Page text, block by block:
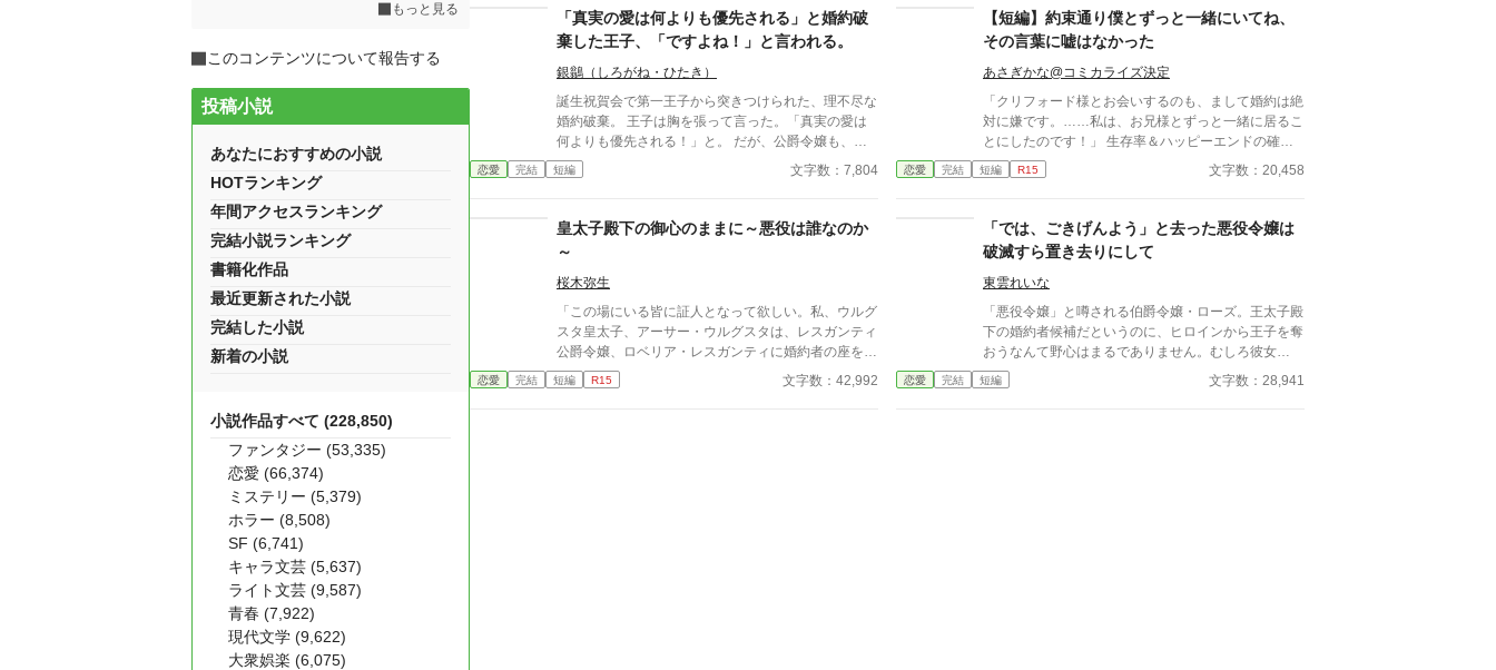
い』と頼まれる。 当然ながら、アリスはそれを拒
否。 他に女を作って、婚約解消を申し込まれただけ
でも屈辱なのに、そのうえ解消理由を偽装するなど有
り得ない。 『そこをなんとか······』と食い下がるノ
アをアリスは叱咤し、屋敷から追い出した。 その数
日後、アカデミーの卒業パーティーへ出席したアリス
はノアと再会する。 彼の隣には想い人と思われる女
性の姿が·····。 『まだ正式に婚約解消した訳でもない
のに、他の女とパーティーに出席するだなんて·····』
う！婚約者が居ながら、他の男と寝た君とは結婚出来
ない！」 濡れ衣を着せられたアリスはノアを冷めた
はほとほと愛想が尽きました。 復讐を誓ったアリス
は────精霊王の名を呼んだ。 ※本作を読んでご気
分を害される可能性がありますので、閲覧注意です
(詳しくは感想欄の方をご参照してください) ※息抜き
作品です。クオリティはそこまで高くありません。
※本作のざまぁは物理です。社会的制裁などは特にあ
れたが――。 その幼馴染は、道化のようなとんでも
ない秘密を抱えていた！？ はたして、物語の結末は
――？
「真実の愛は何よりも優先される」と婚約破
棄した王子、「ですよね！」と言われる。
銀鶲（しろがね・ひたき）
誕生祝賀会で第一王子から突きつけられた、理不尽な
婚約破棄。 王子は胸を張って言った。「真実の愛は
何よりも優先される！」と。 ​だが、公爵令嬢も、そ
の父である宰相も、そして偶然（？）その場に居合わ
せた隣国の第二王子も、全員が内心でガッツポーズを
を実行する。それに関しては信頼していた」 ​愚行を
完璧に計算に入れて動いていた公爵家による、おそろ
※全4話＋番外編1話のサクッと読める短編です。凄
惨な不幸描写はありません。後味爽快な論破劇をお楽
しみください。 ※2026/07/28 関連作品に接続する
ために若干修整した「スピンオフルート」を追加しま
した。 ーーーーーーーーーー 【「ですよね！シリー
ズ」について】 本作は「ですよね！シリーズ」の第
恋愛 完結 短編 文字数：7,804
【短編】約束通り僕とずっと一緒にいてね、
その言葉に嘘はなかった
あさぎかな@コミカライズ決定
「クリフォード様とお会いするのも、まして婚約は絶
対に嫌です。……私は、お兄様とずっと一緒に居るこ
とにしたのです！」 生存率＆ハッピーエンドの確率
がかなり低い乙女ゲーム【終焉の獣王と泡沫の聖女】
のヒロインに転生してしまったシュリル。 中でも
との婚約は是が非でも回避したいと願い、幼い頃から
兄大好きのブラコンの道を選ぶのだが──。 チュー
トリアル開始前の学院入学前に、シュリルはクリフォ
ードと婚約していると説明されシナリオの強制力
（？）が二人を引き合わせる。 2024年11月16日 旧
タイトル【短編】チュートリアル前に詰むので、立派
なブラコンになって死亡フラグ回避！……のはずが、
兄が婚約者とかイミフすぎません！？
恋愛 完結 短編 R15 文字数：20,458
皇太子殿下の御心のままに～悪役は誰なのか
～
桜木弥生
「この場にいる皆に証人となって欲しい。私、ウルグ
スタ皇太子、アーサー・ウルグスタは、レスガンティ
公爵令嬢、ロベリア・レスガンティに婚約者の座を降
りて貰おうと思う」 ウルグスタ皇国の立太子式典の
最中、皇太子になったアーサーは婚約者のロベリアへ
恋愛 完結 短編 R15 文字数：42,992
「では、ごきげんよう」と去った悪役令嬢は
破滅すら置き去りにして
東雲れいな
「悪役令嬢」と噂される伯爵令嬢・ローズ。王太子殿
下の婚約者候補だというのに、ヒロインから王子を奪
おうなんて野心はまるでありません。むしろ彼女
は、“わたくしはわたくしらしく”と胸を張り、周囲の
冷たい視線にも毅然と立ち向かいます。 破滅を甘受
恋愛 完結 短編 文字数：28,941
もっと見る
このコンテンツについて報告する
投稿小説
あなたにおすすめの小説
HOTランキング
年間アクセスランキング
完結小説ランキング
書籍化作品
最近更新された小説
完結した小説
新着の小説
小説作品すべて (228,850)
ファンタジー (53,335)
恋愛 (66,374)
ミステリー (5,379)
ホラー (8,508)
SF (6,741)
キャラ文芸 (5,637)
ライト文芸 (9,587)
青春 (7,922)
現代文学 (9,622)
大衆娯楽 (6,075)